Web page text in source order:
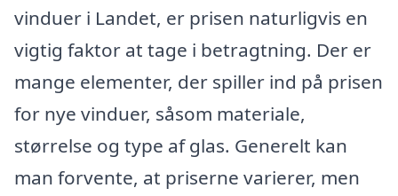
vinduer i Landet, er prisen naturligvis en
vigtig faktor at tage i betragtning. Der er
mange elementer, der spiller ind på prisen
for nye vinduer, såsom materiale,
størrelse og type af glas. Generelt kan
man forvente, at priserne varierer, men